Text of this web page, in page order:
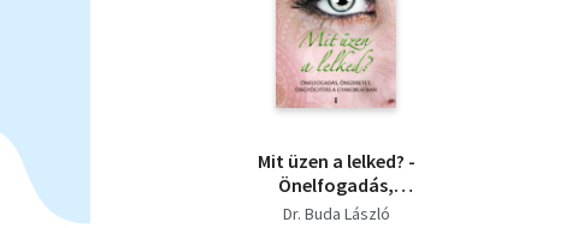
Mit üzen a lelked? -
Önelfogadás,
önszeretet,
Dr. Buda László